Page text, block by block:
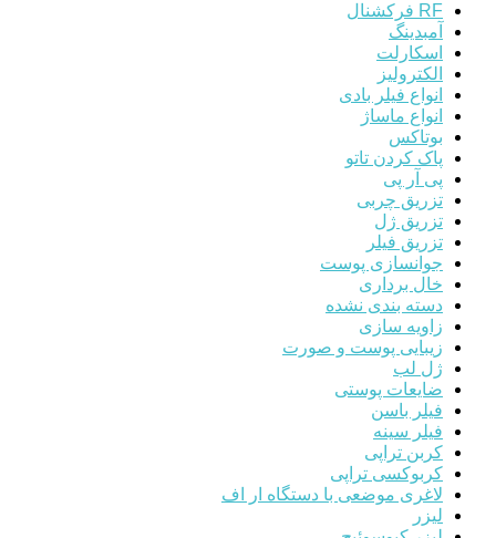
RF فرکشنال
آمبدینگ
اسکارلت
الکترولیز
انواع فیلر بادی
انواع ماساژ
بوتاکس
پاک کردن تاتو
پی آر پی
تزریق چربی
تزریق ژل
تزریق فیلر
جوانسازی پوست
خال برداری
دسته بندی نشده
زاویه سازی
زیبایی پوست و صورت
ژل لب
ضایعات پوستی
فیلر باسن
فیلر سینه
کربن تراپی
کربوکسی تراپی
لاغری موضعی با دستگاه ار اف
لیزر